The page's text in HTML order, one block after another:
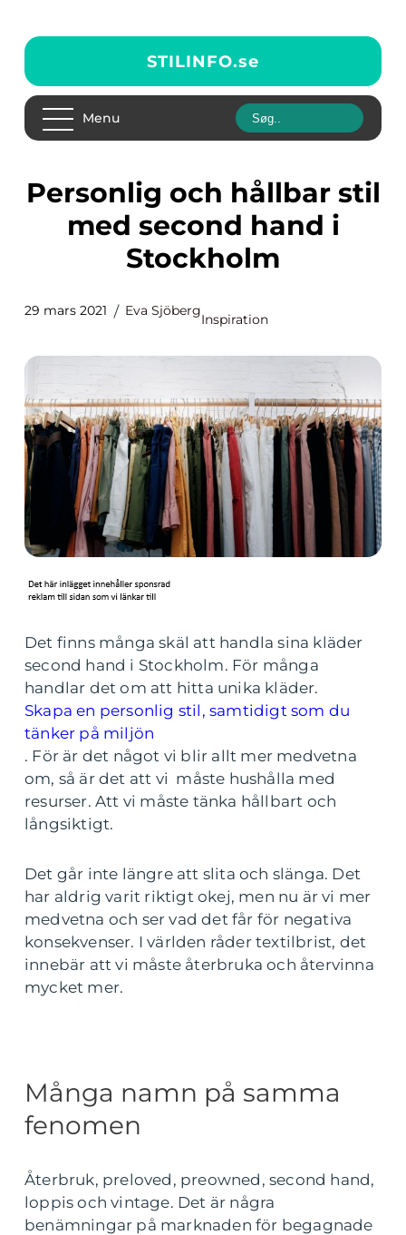
STILINFO.se
Menu
Personlig och hållbar stil
med second hand i
Stockholm
29 mars 2021 Eva Sjöberg
Inspiration
Det finns många skäl att handla sina kläder
second hand i Stockholm. För många
handlar det om att hitta unika kläder.
Skapa en personlig stil, samtidigt som du
tänker på miljön
. För är det något vi blir allt mer medvetna
om, så är det att vi måste hushålla med
resurser. Att vi måste tänka hållbart och
långsiktigt.
Det går inte längre att slita och slänga. Det
har aldrig varit riktigt okej, men nu är vi mer
medvetna och ser vad det får för negativa
konsekvenser. I världen råder textilbrist, det
innebär att vi måste återbruka och återvinna
mycket mer.
Många namn på samma
fenomen
Återbruk, preloved, preowned, second hand,
loppis och vintage. Det är några
benämningar på marknaden för begagnade